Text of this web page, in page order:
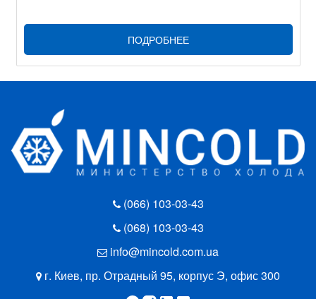
ПОДРОБНЕЕ
(066) 103-03-43
(068) 103-03-43
info@mincold.com.ua
г. Киев, пр. Отрадный 95, корпус Э, офис 300